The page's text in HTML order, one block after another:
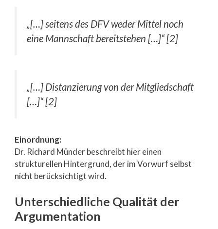
„[…] seitens des DFV weder Mittel noch
eine Mannschaft bereitstehen […]“ [2]
„[…] Distanzierung von der Mitgliedschaft
[…]“ [2]
Einordnung:
Dr. Richard Münder beschreibt hier einen
strukturellen Hintergrund, der im Vorwurf selbst
nicht berücksichtigt wird.
Unterschiedliche Qualität der
Argumentation